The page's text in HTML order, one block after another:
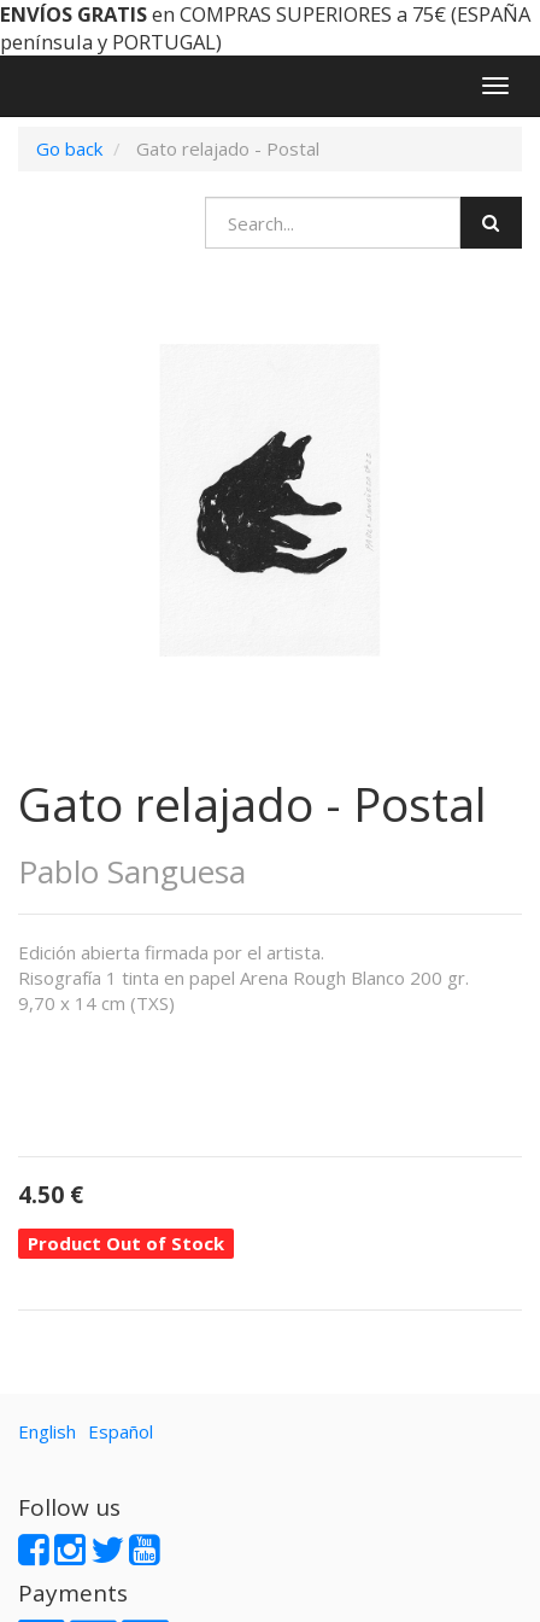
ENVÍOS GRATISen COMPRAS SUPERIORES a 75€ (ESPAÑA
península y PORTUGAL)
Go back
Gato relajado - Postal
Gato relajado - Postal
Pablo Sanguesa
Edición abierta firmada por el artista.
Risografía 1 tinta en papel Arena Rough Blanco 200 gr.
9,70 x 14 cm (TXS)
4.50 €
Product Out of Stock
English Español
Follow us
Payments